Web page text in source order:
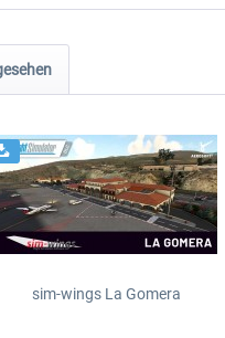
sim-wings La Gomera